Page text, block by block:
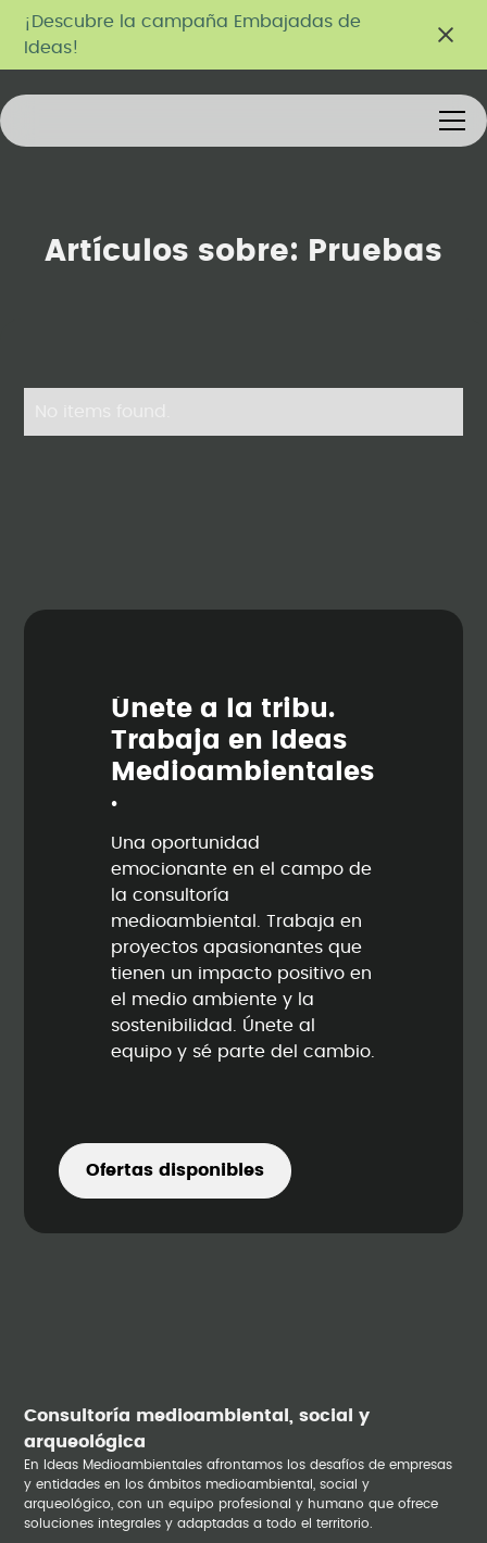
¡Descubre la campaña Embajadas de
Ideas!
Artículos sobre: Pruebas
Únete a la tribu.
Trabaja en Ideas
Medioambienta les
.
Una oportunidad
emocionante en el campo de
la consultoría
medioambiental. Trabaja en
proyectos apasionantes que
tienen un impacto positivo en
el medio ambiente y la
sostenibilidad. Únete al
equipo y sé parte del cambio.
Ofertas disponibles
Consultoría medioambiental, social y
arqueológica
En Ideas Medioambientales afrontamos los desafíos de empresas
y entidades en los ámbitos medioambiental, social y
arqueológico, con un equipo profesional y humano que ofrece
soluciones integrales y adaptadas a todo el territorio.